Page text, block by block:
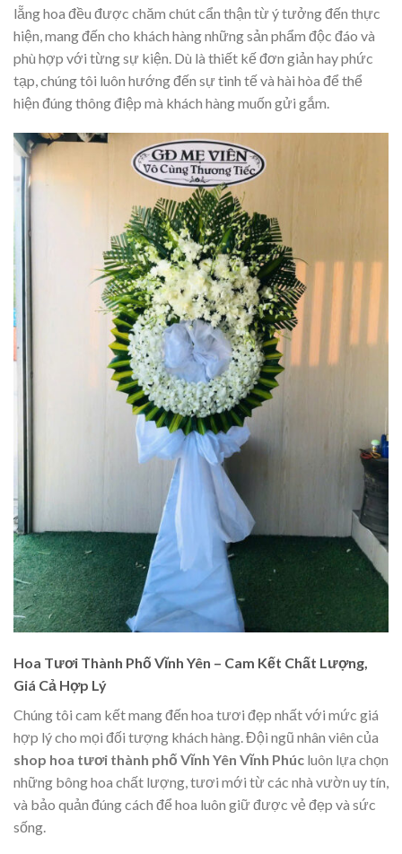
lẵng hoa đều được chăm chút cẩn thận từ ý tưởng đến thực
hiện, mang đến cho khách hàng những sản phẩm độc đáo và
phù hợp với từng sự kiện. Dù là thiết kế đơn giản hay phức
tạp, chúng tôi luôn hướng đến sự tinh tế và hài hòa để thể
hiện đúng thông điệp mà khách hàng muốn gửi gắm.
Hoa Tươi Thành Phố Vĩnh Yên – Cam Kết Chất Lượng,
Giá Cả Hợp Lý
Chúng tôi cam kết mang đến hoa tươi đẹp nhất với mức giá
hợp lý cho mọi đối tượng khách hàng. Đội ngũ nhân viên của
shop hoa tươi thành phố Vĩnh Yên Vĩnh Phúc luôn lựa chọn
những bông hoa chất lượng, tươi mới từ các nhà vườn uy tín,
và bảo quản đúng cách để hoa luôn giữ được vẻ đẹp và sức
sống.